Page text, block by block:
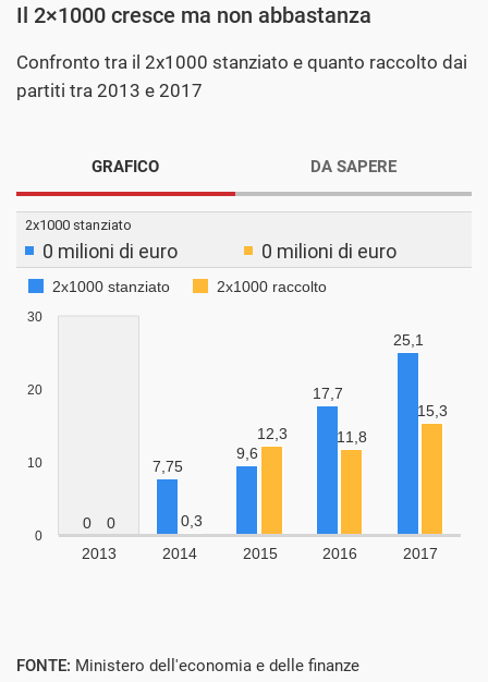
Il 2×1000 cresce ma non abbastanza
Confronto tra il 2x1000 stanziato e quanto raccolto dai
partiti tra 2013 e 2017
GRAFICO DA SAPERE
FONTE: Ministero dell'economia e delle finanze